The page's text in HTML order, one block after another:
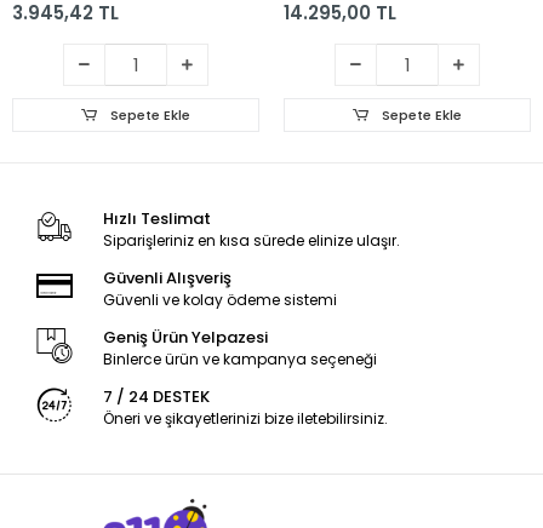
3.945,42 TL
Sepete Ekle
14.295,00 TL
Sepete Ekle
Hızlı Teslimat
Siparişleriniz en kısa sürede elinize ulaşır.
Güvenli Alışveriş
Güvenli ve kolay ödeme sistemi
Geniş Ürün Yelpazesi
Binlerce ürün ve kampanya seçeneği
7 / 24 DESTEK
Öneri ve şikayetlerinizi bize iletebilirsiniz.